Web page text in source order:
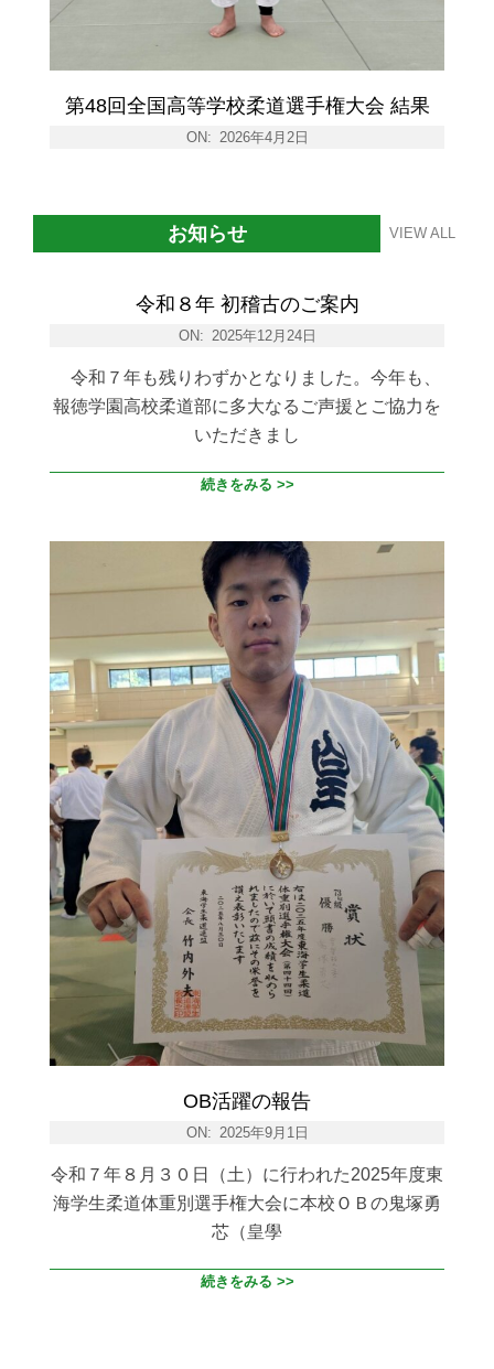
第48回全国高等学校柔道選手権大会 結果
ON: 2026年4月2日
お知らせ VIEW ALL
令和８年 初稽古のご案内
ON: 2025年12月24日
令和７年も残りわずかとなりました。今年も、
報徳学園高校柔道部に多大なるご声援とご協力を
いただきまし
続きをみる >>
OB活躍の報告
ON: 2025年9月1日
令和７年８月３０日（土）に行われた2025年度東
海学生柔道体重別選手権大会に本校ＯＢの鬼塚勇
芯（皇學
続きをみる >>